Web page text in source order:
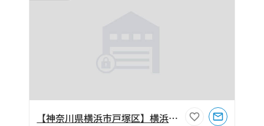
【神奈川県横浜市戸塚区】横浜市戸塚区深谷町240坪倉庫